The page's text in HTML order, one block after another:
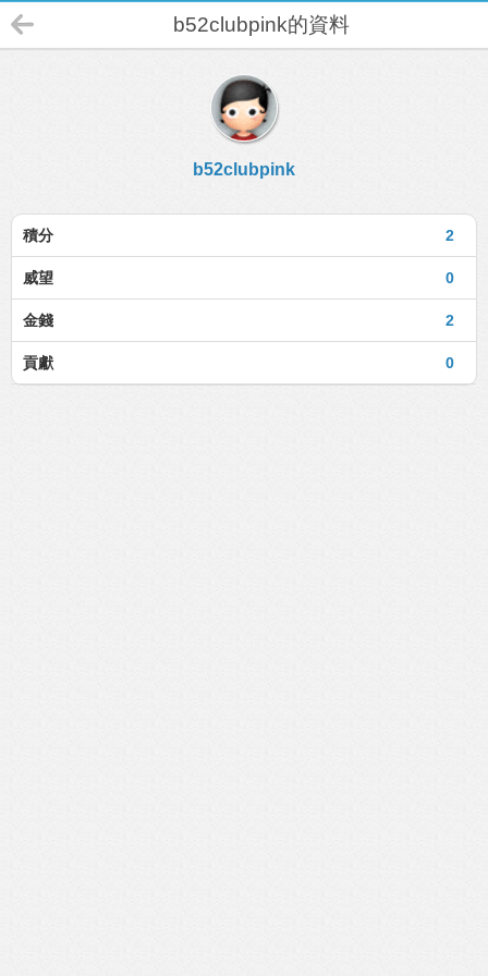
b52clubpink的資料
b52clubpink
2
積分
0
威望
2
金錢
0
貢獻